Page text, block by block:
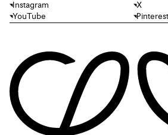
Instagram
X
YouTube
Pinterest